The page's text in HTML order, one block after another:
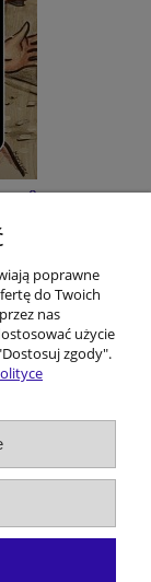
Ôstatnigo
poprawne
do Twoich
nas
użycie
zgody".